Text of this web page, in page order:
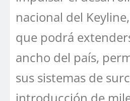
nacional del
que podrá
ancho del país,
sus sistemas de
introducción de